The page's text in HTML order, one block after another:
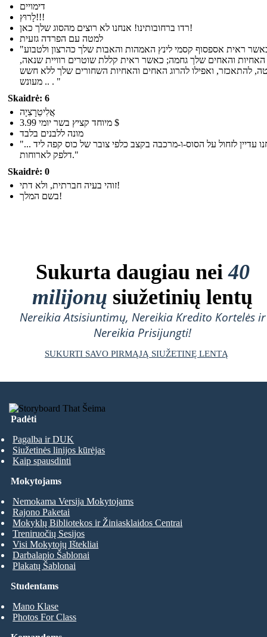
דימויים
לָרוּץ!!!
רדו ברחובותינו! אנחנו לא רוצים מהסוג שלך כאן!
למטה עם הפרדה גזעית
"אבל כאשר ראית אספסוף קסמי לינץ האמהות והאבות שלך כהרצון ולטבוע
האחיות והאחים שלך גחמה; כאשר ראית קללת שוטרים רוויית שנאה,
להתאכזר, ואפילו להרוג האחים והאחיות השחורים שלך ללא חשש
מעונש .. . "
Skaidrė: 6
אֲלִיטֵרָצִיָה
מיוחד קציץ בשר יומי 3.99 $
מונה ללבנים בלבד
"... ואנחנו עדיין לזחול על הסוס-ו-מרכבה בקצב כלפי צובר של כוס קפה ליד
דלפק לארוחות."
Skaidrė: 0
זוהי בעיה חברתית, ולא דתי!
בשם המלך!
Sukurta daugiau nei40
milijonų siužetinių lentų
Nereikia Atsisiuntimų, Nereikia Kredito Kortelės ir
Nereikia Prisijungti!
SUKURTI SAVO PIRMĄJĄ SIUŽETINĘ LENTĄ
Padėti
Pagalba ir DUK
Siužetinės linijos kūrėjas
Kaip spausdinti
Studentams
Mano Klase
Photos For Class
Mokytojams
Nemokama Versija Mokytojams
Rajono Paketai
Mokyklų Bibliotekos ir Žiniasklaidos Centrai
Treniruočių Sesijos
Visi Mokytojų Ištekliai
Darbalapio Šablonai
Plakatų Šablonai